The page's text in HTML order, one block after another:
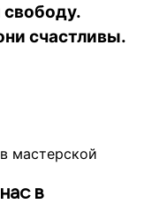
счастливы.
в